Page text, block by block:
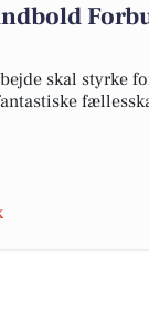
skal styrke